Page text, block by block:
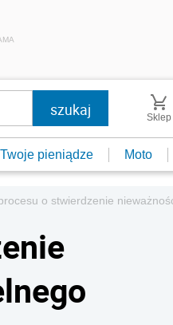
Sklep
Twoje pieniądze Moto
o stwierdzenie